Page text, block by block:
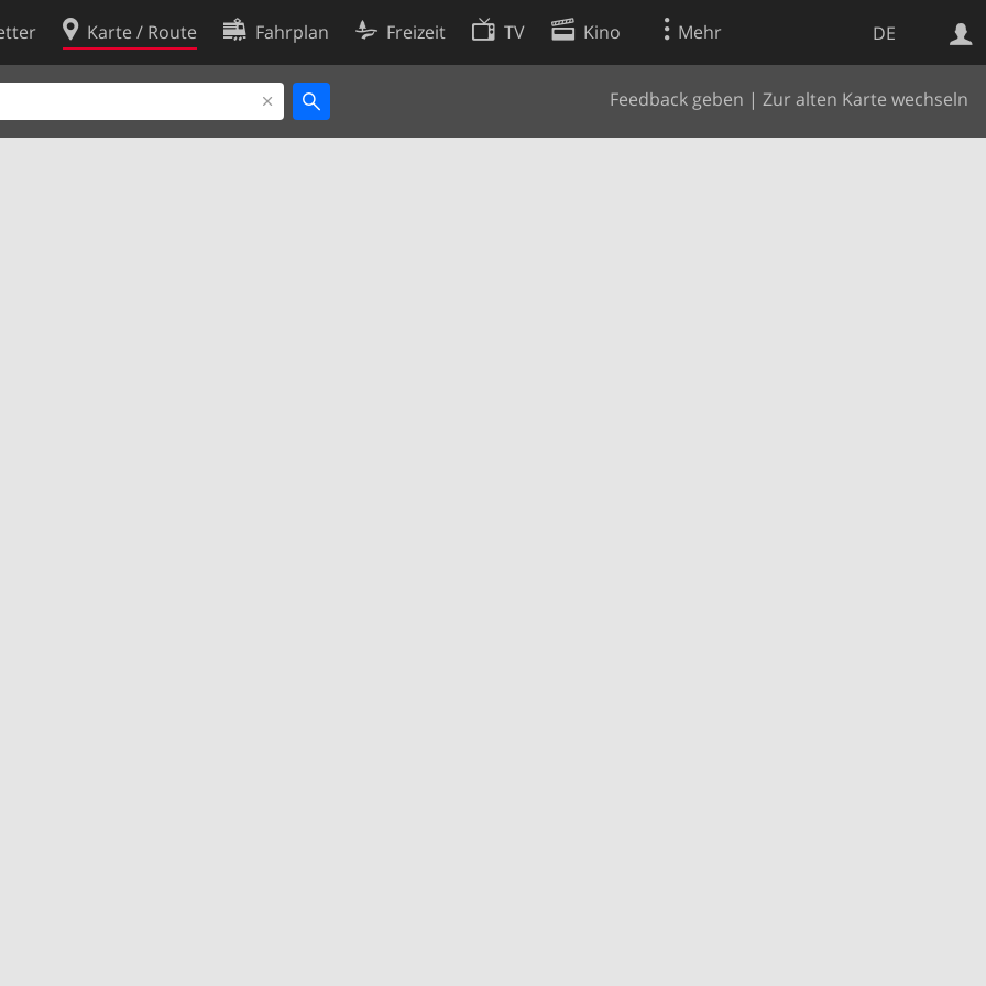
DE
Karte / Route Fahrplan Freizeit TV Kino Mehr
Feedback geben | Zur alten Karte wechseln
Websuche
Cookie-Richtlinie
Cookie-Einstellungen